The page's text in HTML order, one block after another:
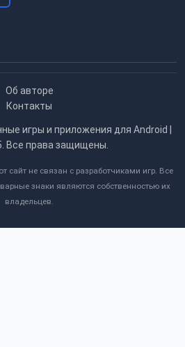
Об авторе
Контакты
игры и приложения для Android |
. Все права защищены.
сайт не связан с разработчиками игр. Все
знаки являются собственностью их
владельцев.